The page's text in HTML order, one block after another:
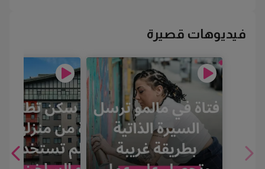
فيديوهات قصيرة